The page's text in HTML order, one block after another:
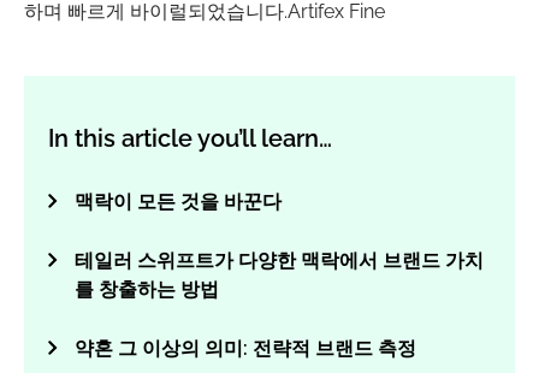
하며 빠르게 바이럴되었습니다.Artifex Fine
In this article you’ll learn…
맥락이 모든 것을 바꾼다
테일러 스위프트가 다양한 맥락에서 브랜드 가치
를 창출하는 방법
약혼 그 이상의 의미: 전략적 브랜드 측정